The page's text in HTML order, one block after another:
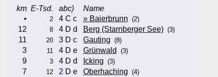
km E-Tsd. abc)
Name
•
2 4 C c » Baierbrunn (2)
12 8 4 D d Berg (Starnberger See) (3)
11 20 3 D c Gauting (8)
3 11 4 D e Grünwald (3)
9 3 4 D d Icking (3)
7 12 2 D e Oberhaching (4)